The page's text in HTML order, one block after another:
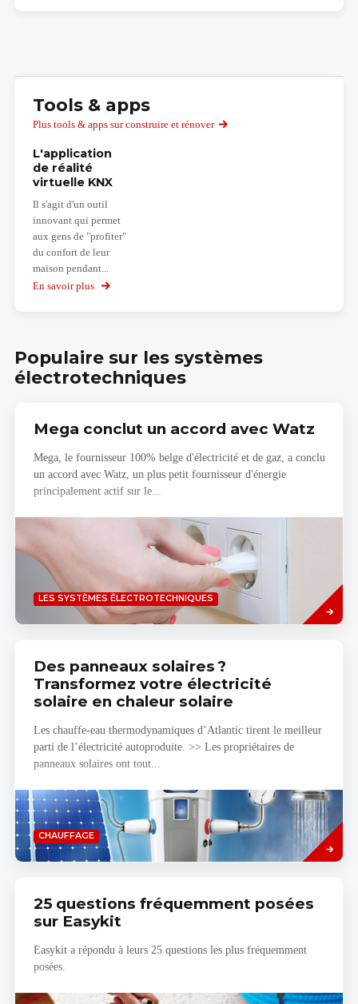
Tools & apps
Plus tools & apps sur construire et rénover
L'application
de réalité
virtuelle KNX
Il s'agit d'un outil
innovant qui permet
aux gens de "profiter"
du confort de leur
maison pendant...
En savoir plus
sur
KNX
Populaire sur les systèmes
électrotechniques
Mega conclut un accord avec Watz
Mega, le fournisseur 100% belge d'électricité et de gaz, a conclu
un accord avec Watz, un plus petit fournisseur d'énergie
principalement actif sur le...
LES SYSTÈMES ÉLECTROTECHNIQUES
Savoir
plus
Des panneaux solaires ?
Transformez votre électricité
solaire en chaleur solaire
Les chauffe-eau thermodynamiques d’Atlantic tirent le meilleur
parti de l’électricité autoproduite. >> Les propriétaires de
panneaux solaires ont tout...
CHAUFFAGE
Savoir
plus
25 questions fréquemment posées
sur Easykit
Easykit a répondu à leurs 25 questions les plus fréquemment
posées.